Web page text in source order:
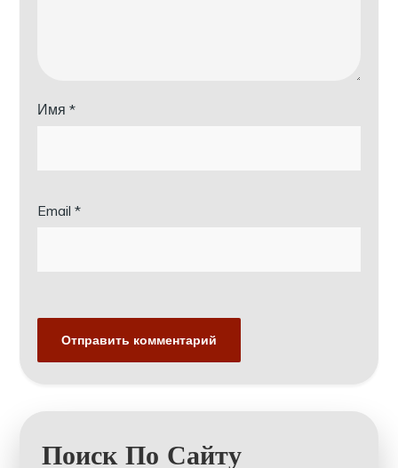
Имя*
Email*
Поиск По Сайту